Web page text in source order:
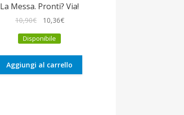
La Messa. Pronti? Via!
10,90€
originale
10,90€.
10,36€Il
10,36€.
Disponibile
Aggiungi al carrello